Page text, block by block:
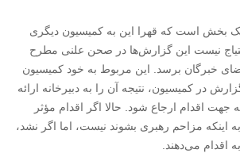
بخش است که قهرا این به کمیسیون دیگری
نیست این گزارش‌ها در صحن علنی مطرح
خبرگان برسد. این مربوط به خود کمیسیون
در کمیسیون، نتیجه آن را به دبیرخانه ارائه
جهت اقدام ارجاع شود. حالا اگر اقدام مؤثر
اینکه مزاحم رهبری بشوند نیست، اما اگر نشد،
اقدام می‌دهند.